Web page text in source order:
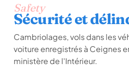
Safety
Sécurité et
Cambriolages, vols dans les
voiture enregistrés à Ceignes
ministère de l'Intérieur.